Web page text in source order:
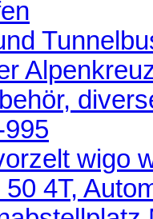
wigo
4T,